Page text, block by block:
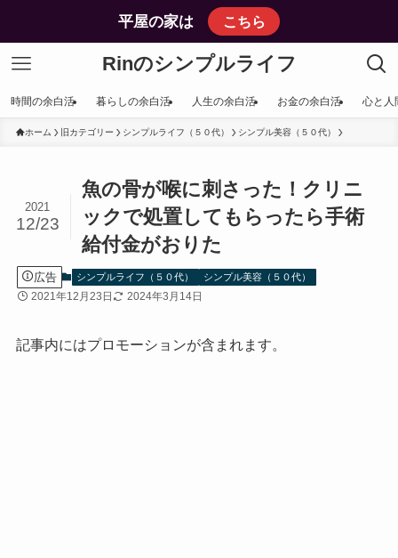
平屋の家は こちら
Rinのシンプルライフ
時間の余白活 暮らしの余白活 人生の余白活 お金の余白活 心と人
ホーム 旧カテゴリー シンプルライフ（５０代） シンプル美容（５０代）
魚の骨が喉に刺さった！クリニ
ックで処置してもらったら手術
給付金がおりた
2021
12/23
広告 シンプルライフ（５０代） シンプル美容（５０代）
2021年12月23日 2024年3月14日
記事内にはプロモーションが含まれます。